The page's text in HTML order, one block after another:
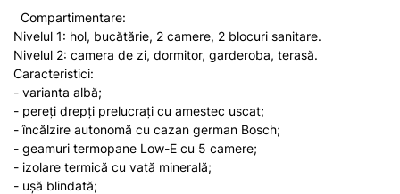
Compartimentare:
Nivelul 1: hol, bucătărie, 2 camere, 2 blocuri sanitare.
Nivelul 2: camera de zi, dormitor, garderoba, terasă.
Caracteristici:
- varianta albă;
- pereți drepți prelucrați cu amestec uscat;
- încălzire autonomă cu cazan german Bosch;
- geamuri termopane Low-E cu 5 camere;
- izolare termică cu vată minerală;
- ușă blindată;